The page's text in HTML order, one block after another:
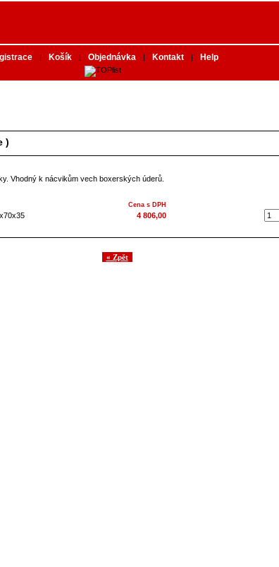
| Košík | Objednávka | Kontakt | Help
)
Vhodný k nácvikům vech boxerských úderů.
Cena s DPH
4 806,00